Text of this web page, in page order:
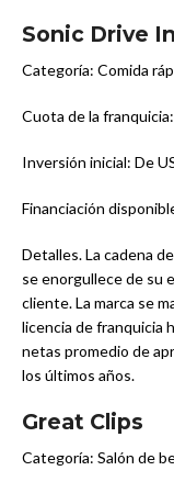
Sonic Drive
Categoría: Comida
Cuota de la
Inversión inicial: De
Financiación
Detalles. La cadena
se enorgullece de su
cliente. La marca se
licencia de franquicia
netas promedio de
los últimos años.
Great Clips
Categoría: Salón de